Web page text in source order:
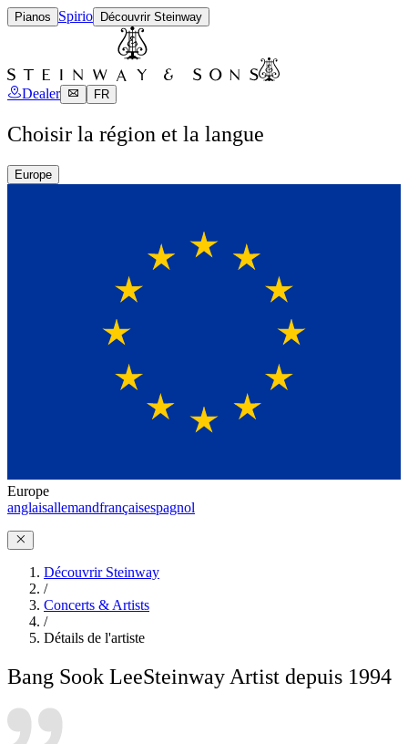
Pianos Spirio Découvrir Steinway
Dealer FR
Choisir la région et la langue
Europe
Europe
anglaisallemandfrançaisespagnol
Découvrir Steinway
/
Concerts & Artists
/
Détails de l'artiste
Bang Sook LeeSteinway Artist depuis 1994